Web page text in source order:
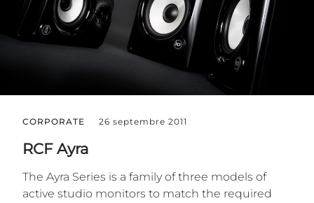
CORPORATE 26 septembre 2011
RCF Ayra
The Ayra Series is a family of three models of
active studio monitors to match the required